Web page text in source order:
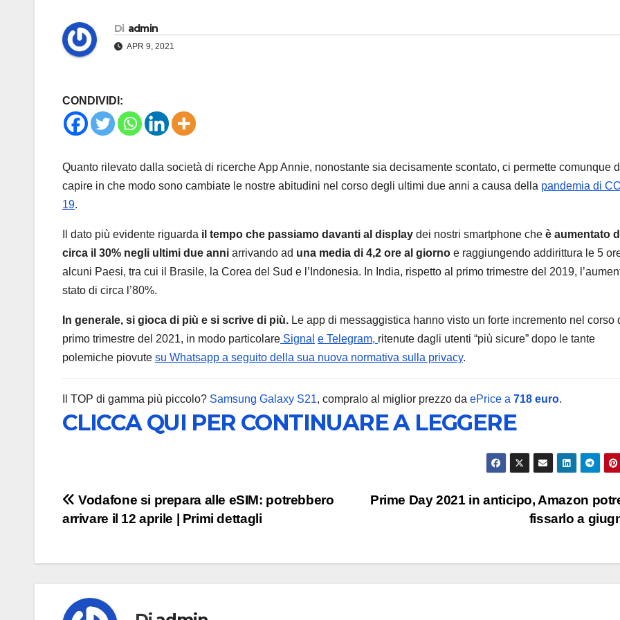
Di admin
APR 9, 2021
CONDIVIDI:
Quanto rilevato dalla società di ricerche App Annie, nonostante sia decisamente scontato, ci permette comunque
capire in che modo sono cambiate le nostre abitudini nel corso degli ultimi due anni a causa della pandemia di
19.
Il dato più evidente riguarda il tempo che passiamo davanti al display dei nostri smartphone che è aumentato
circa il 30% negli ultimi due anni arrivando ad una media di 4,2 ore al giorno e raggiungendo addirittura le 5
alcuni Paesi, tra cui il Brasile, la Corea del Sud e l’Indonesia. In India, rispetto al primo trimestre del 2019,
stato di circa l’80%.
In generale, si gioca di più e si scrive di più. Le app di messaggistica hanno visto un forte incremento nel corso
primo trimestre del 2021, in modo particolare Signal e Telegram, ritenute dagli utenti “più sicure” dopo le tante
polemiche piovute su Whatsapp a seguito della sua nuova normativa sulla privacy.
Il TOP di gamma più piccolo? Samsung Galaxy S21, compralo al miglior prezzo da ePrice a 718 euro.
CLICCA QUI PER CONTINUARE A LEGGERE
Navigazione
Prime Day 2021 in anticipo, Amazon
fissarlo a
Vodafone si prepara alle eSIM: potrebbero
arrivare il 12 aprile | Primi dettagli
MOBILE
Redmi
Redmi
Italia:
8 AGOSTO